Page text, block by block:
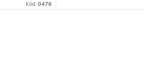
Kód: 0476